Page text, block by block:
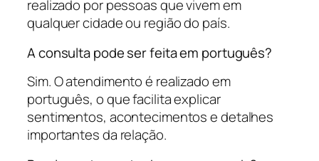
realizado por pessoas que vivem em
qualquer cidade ou região do país.
A consulta pode ser feita em português?
Sim. O atendimento é realizado em
português, o que facilita explicar
sentimentos, acontecimentos e detalhes
importantes da relação.